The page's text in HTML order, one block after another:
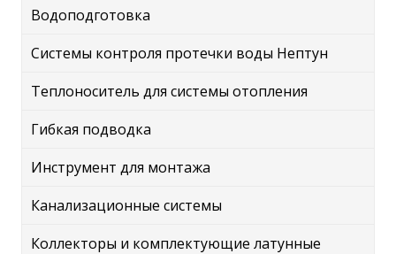
Водоподготовка
Системы контроля протечки воды Нептун
Теплоноситель для системы отопления
Гибкая подводка
Инструмент для монтажа
Канализационные системы
Коллекторы и комплектующие латунные